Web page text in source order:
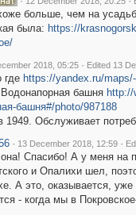
больше, чем на
была: https://
2018, 05:25 · Edited 13
где https://yandex.ru/
башня http://
башня#/photo/987188
1949. Обслуживает
· 13 December 2018, 12:59 ·
Спасибо! А у меня на
и Опалихи шел,
А это, оказывается,
- когда мы в